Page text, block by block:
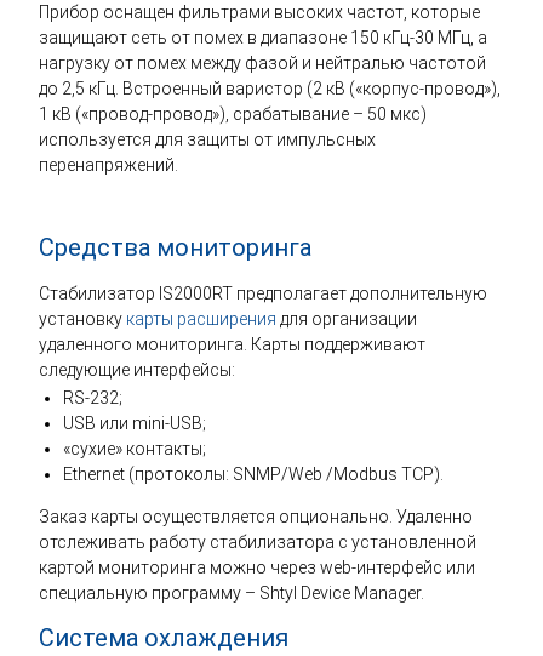
Прибор оснащен фильтрами высоких частот, которые
защищают сеть от помех в диапазоне 150 кГц-30 МГц, а
нагрузку от помех между фазой и нейтралью частотой
до 2,5 кГц. Встроенный варистор (2 кВ («корпус-провод»),
1 кВ («провод-провод»), срабатывание – 50 мкс)
используется для защиты от импульсных
перенапряжений.
Средства мониторинга
Стабилизатор IS2000RT предполагает дополнительную
установку карты расширения для организации
удаленного мониторинга. Карты поддерживают
следующие интерфейсы:
RS-232;
USB или mini-USB;
«сухие» контакты;
Ethernet (протоколы: SNMP/Web /Modbus TCP).
Заказ карты осуществляется опционально. Удаленно
отслеживать работу стабилизатора с установленной
картой мониторинга можно через web-интерфейс или
специальную программу – Shtyl Device Manager.
Система охлаждения